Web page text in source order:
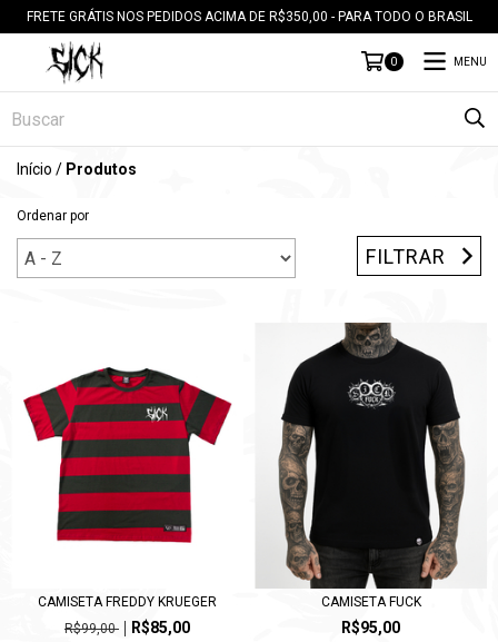
FRETE GRÁTIS NOS PEDIDOS ACIMA DE R$350,00 - PARA TODO O BRASIL
0 MENU
Início / Produtos
Ordenar por
FILTRAR
CAMISETA FREDDY KRUEGER
R$99,00
R$85,00
CAMISETA FUCK
R$95,00